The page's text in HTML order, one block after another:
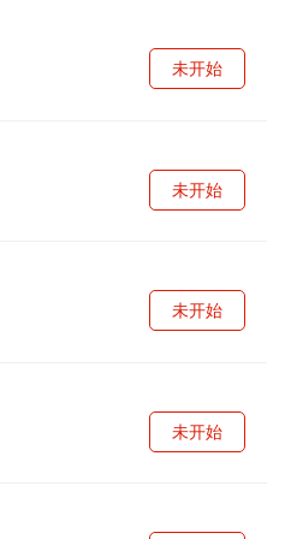
未开始
未开始
未开始
未开始